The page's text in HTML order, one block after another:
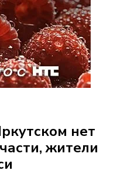
нет
жители